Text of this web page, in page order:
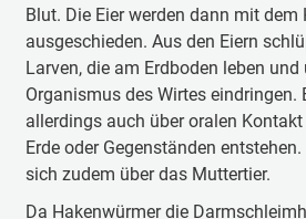
Blut. Die Eier werden dann mit dem
ausgeschieden. Aus den Eiern
Larven, die am Erdboden leben
Organismus des Wirtes eindringen.
allerdings auch über oralen
Erde oder Gegenständen
sich zudem über das Muttertier.
Da Hakenwürmer die